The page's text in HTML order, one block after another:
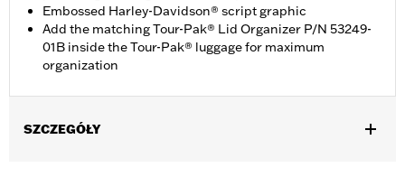
Embossed Harley-Davidson® script graphic
Add the matching Tour-Pak® Lid Organizer P/N 53249-
01B inside the Tour-Pak® luggage for maximum
organization
SZCZEGÓŁY